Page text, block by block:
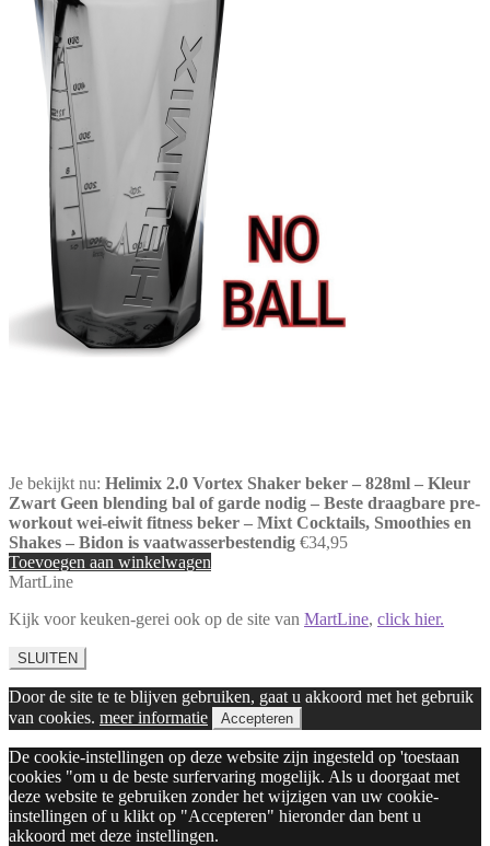
Je bekijkt nu: Helimix 2.0 Vortex Shaker beker – 828ml – Kleur
Zwart Geen blending bal of garde nodig – Beste draagbare pre-
workout wei-eiwit fitness beker – Mixt Cocktails, Smoothies en
Shakes – Bidon is vaatwasserbestendig €34,95
Toevoegen aan winkelwagen
MartLine
Kijk voor keuken-gerei ook op de site van MartLine, click hier.
SLUITEN
Door de site te te blijven gebruiken, gaat u akkoord met het gebruik
van cookies. meer informatie Accepteren
De cookie-instellingen op deze website zijn ingesteld op 'toestaan
cookies "om u de beste surfervaring mogelijk. Als u doorgaat met
deze website te gebruiken zonder het wijzigen van uw cookie-
instellingen of u klikt op "Accepteren" hieronder dan bent u
akkoord met deze instellingen.